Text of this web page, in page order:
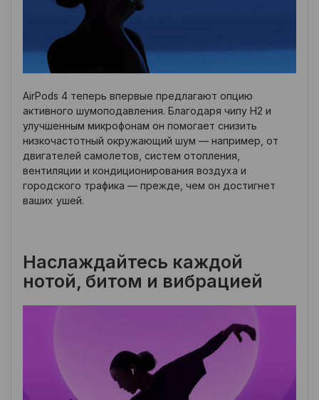
AirPods 4 теперь впервые предлагают опцию
активного шумоподавления. Благодаря чипу H2 и
улучшенным микрофонам он помогает снизить
низкочастотный окружающий шум — например, от
двигателей самолетов, систем отопления,
вентиляции и кондиционирования воздуха и
городского трафика — прежде, чем он достигнет
ваших ушей.
Наслаждайтесь каждой
нотой, битом и вибрацией